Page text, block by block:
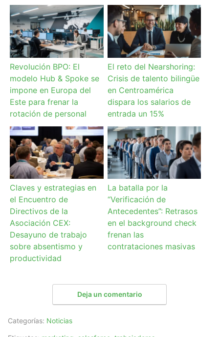
Revolución BPO: El
modelo Hub & Spoke se
impone en Europa del
Este para frenar la
rotación de personal
El reto del Nearshoring:
Crisis de talento bilingüe
en Centroamérica
dispara los salarios de
entrada un 15%
Claves y estrategias en
el Encuentro de
Directivos de la
Asociación CEX:
Desayuno de trabajo
sobre absentismo y
productividad
La batalla por la
“Verificación de
Antecedentes”: Retrasos
en el background check
frenan las
contrataciones masivas
Deja un comentario
Categorías: Noticias